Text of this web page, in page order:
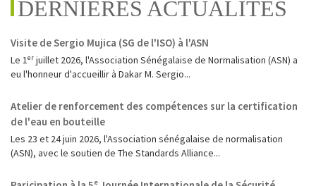
DERNIÈRES ACTUALITÉS
Visite de Sergio Mujica (SG de l'ISO) à l'ASN
Le 1ᵉʳ juillet 2026, l'Association Sénégalaise de Normalisation (ASN) a
eu l'honneur d'accueillir à Dakar M. Sergio...
Atelier de renforcement des compétences sur la certification
de l'eau en bouteille
Les 23 et 24 juin 2026, l'Association sénégalaise de normalisation
(ASN), avec le soutien de The Standards Alliance...